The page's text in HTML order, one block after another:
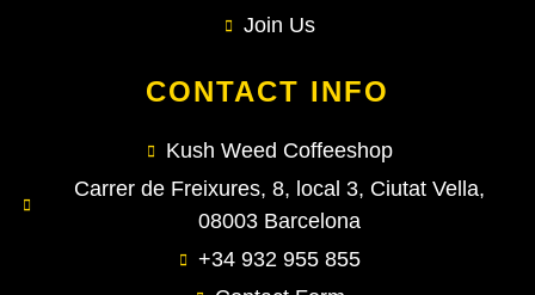
Join Us
CONTACT INFO
Kush Weed Coffeeshop
Carrer de Freixures, 8, local 3, Ciutat Vella,
08003 Barcelona
+34 932 955 855